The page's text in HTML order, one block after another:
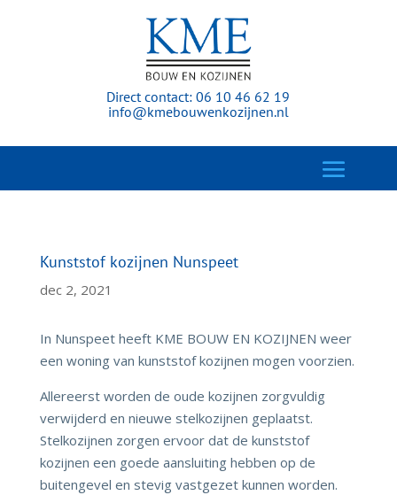
Direct contact:06 10 46 62 19
info@kmebouwenkozijnen.nl
Kunststof kozijnen Nunspeet
dec 2, 2021
In Nunspeet heeft KME BOUW EN KOZIJNEN weer
een woning van kunststof kozijnen mogen voorzien.
Allereerst worden de oude kozijnen zorgvuldig
verwijderd en nieuwe stelkozijnen geplaatst.
Stelkozijnen zorgen ervoor dat de kunststof
kozijnen een goede aansluiting hebben op de
buitengevel en stevig vastgezet kunnen worden.